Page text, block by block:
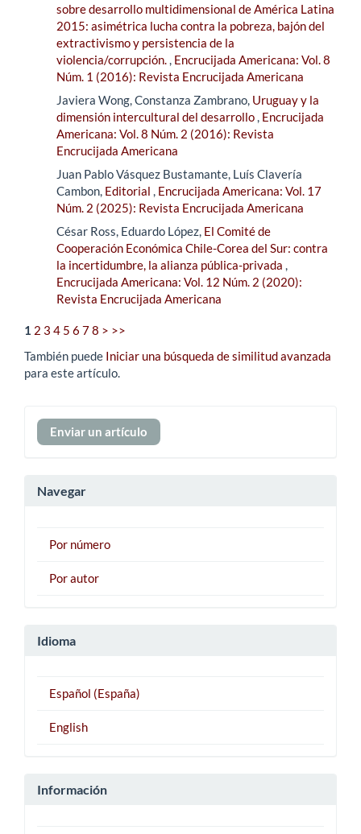
sobre desarrollo multidimensional de América Latina
2015: asimétrica lucha contra la pobreza, bajón del
extractivismo y persistencia de la
violencia/corrupción., Encrucijada Americana: Vol. 8
Núm. 1 (2016): Revista Encrucijada Americana
Javiera Wong, Constanza Zambrano, Uruguay y la
dimensión intercultural del desarrollo, Encrucijada
Americana: Vol. 8 Núm. 2 (2016): Revista
Encrucijada Americana
Juan Pablo Vásquez Bustamante, Luís Clavería
Cambon, Editorial , Encrucijada Americana: Vol. 17
Núm. 2 (2025): Revista Encrucijada Americana
César Ross, Eduardo López, El Comité de
Cooperación Económica Chile-Corea del Sur: contra
la incertidumbre, la alianza pública-privada ,
Encrucijada Americana: Vol. 12 Núm. 2 (2020):
Revista Encrucijada Americana
1 2 3 4 5 6 78 > >>
También puede Iniciar una búsqueda de similitud avanzada
para este artículo.
Enviar
un
Enviar un artículo
Navegar
Por número
Por autor
Idioma
Español (España)
English
Información